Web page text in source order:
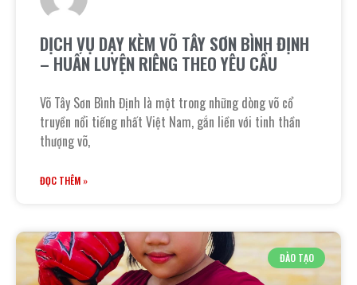
DỊCH VỤ DẠY KÈM VÕ TÂY SƠN BÌNH ĐỊNH
– HUẤN LUYỆN RIÊNG THEO YÊU CẦU
Võ Tây Sơn Bình Định là một trong những dòng võ cổ
truyền nổi tiếng nhất Việt Nam, gắn liền với tinh thần
thượng võ,
ĐỌC THÊM »
ĐÀO TẠO